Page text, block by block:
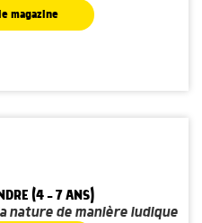
magazine
(4 - 7 ANS)
nature de manière ludique